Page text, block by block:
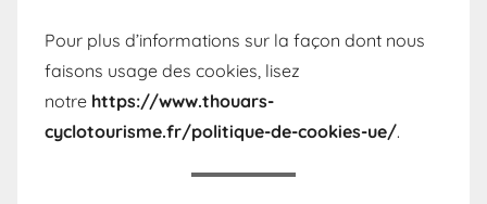
Pour plus d’informations sur la façon dont nous
faisons usage des cookies, lisez
notre https://www.thouars-
cyclotourisme.fr/politique-de-cookies-ue/.